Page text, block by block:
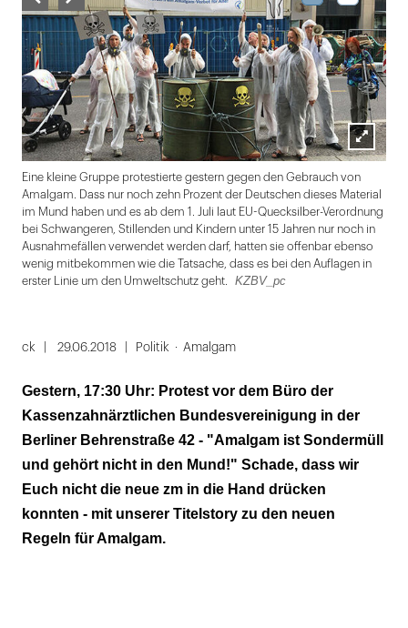
Lightbox
öffnen
Eine kleine Gruppe protestierte gestern gegen den Gebrauch von
Amalgam. Dass nur noch zehn Prozent der Deutschen dieses Material
im Mund haben und es ab dem 1. Juli laut EU-Quecksilber-Verordnung
bei Schwangeren, Stillenden und Kindern unter 15 Jahren nur noch in
Ausnahmefällen verwendet werden darf, hatten sie offenbar ebenso
wenig mitbekommen wie die Tatsache, dass es bei den Auflagen in
erster Linie um den Umweltschutz geht.
KZBV_pc
1
2
ck 29.06.2018 Politik Amalgam
Gestern, 17:30 Uhr: Protest vor dem Büro der
Kassenzahnärztlichen Bundesvereinigung in der
Berliner Behrenstraße 42 - "Amalgam ist Sondermüll
und gehört nicht in den Mund!" Schade, dass wir
Euch nicht die neue zm in die Hand drücken
konnten - mit unserer Titelstory zu den neuen
Regeln für Amalgam.